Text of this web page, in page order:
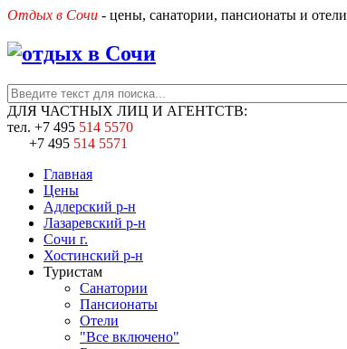
Отдых в Сочи - цены, санатории, пансионаты и отели
ДЛЯ ЧАСТНЫХ ЛИЦ И АГЕНТСТВ:
тел. +7 495 514 5570
+7 495 514 5571
Главная
Цены
Адлерский р-н
Лазаревский р-н
Сочи г.
Хостинский р-н
Туристам
Санатории
Пансионаты
Отели
"Все включено"